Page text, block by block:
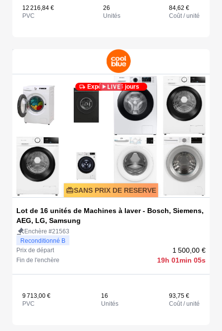
12 216,84 €
PVC
26
Unités
84,62 €
Coût / unité
Expédié en 5 jours
SANS PRIX DE RESERVE
Lot de 16 unités de Machines à laver - Bosch, Siemens,
AEG, LG, Samsung
Enchère #21563
Reconditionné B
Prix de départ
1 500,00 €
Fin de l'enchère 19h 01min 05s
9 713,00 €
PVC
16
Unités
93,75 €
Coût / unité